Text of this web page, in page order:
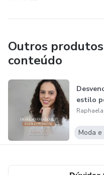
Outros
conteúdo
estilo
Moda e